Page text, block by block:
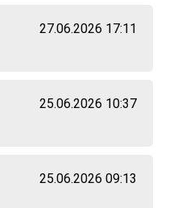
27.06.2026 17:11
25.06.2026 10:37
25.06.2026 09:13